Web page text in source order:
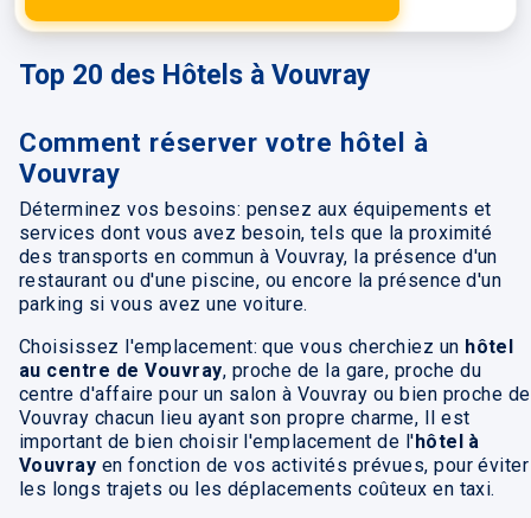
Top 20 des Hôtels à Vouvray
Comment réserver votre hôtel à
Vouvray
Déterminez vos besoins: pensez aux équipements et
services dont vous avez besoin, tels que la proximité
des transports en commun à Vouvray, la présence d'un
restaurant ou d'une piscine, ou encore la présence d'un
parking si vous avez une voiture.
Choisissez l'emplacement: que vous cherchiez un hôtel
au centre de Vouvray, proche de la gare, proche du
centre d'affaire pour un salon à Vouvray ou bien proche de
Vouvray chacun lieu ayant son propre charme, Il est
important de bien choisir l'emplacement de l'hôtel à
Vouvray en fonction de vos activités prévues, pour éviter
les longs trajets ou les déplacements coûteux en taxi.